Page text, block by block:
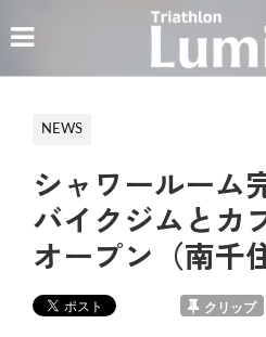
NEWS
シャワールーム
バイクジムとカ
オープン（南千住
クリップ